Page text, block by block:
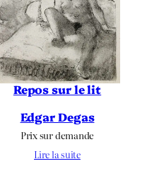
Repos sur le lit
Edgar Degas
Prix sur demande
Lire la suite